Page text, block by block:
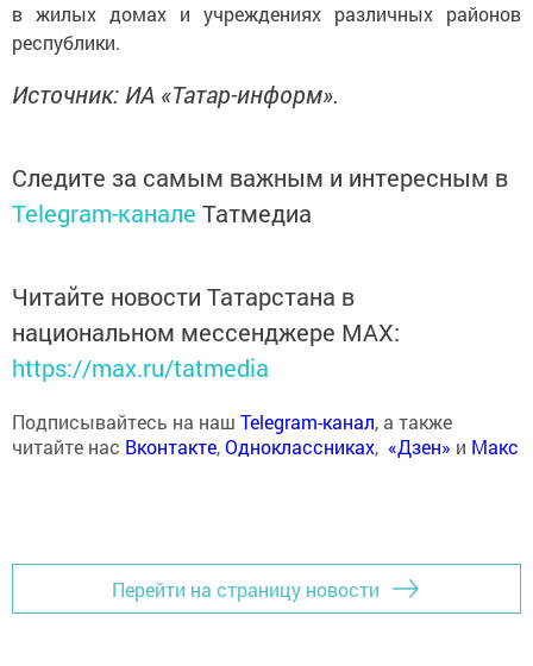
в жилых домах и учреждениях различных районов
республики.
Источник: ИА «Татар-информ».
Следите за самым важным и интересным в
Telegram-канале Татмедиа
Читайте новости Татарстана в
национальном мессенджере MАХ:
https://max.ru/tatmedia
Подписывайтесь на наш Telegram-канал, а также
читайте нас Вконтакте,Одноклассниках, «Дзен» и Макс
Перейти на страницу новости